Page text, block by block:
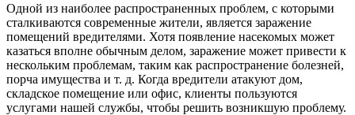
Одной из наиболее распространенных проблем, с которыми
сталкиваются современные жители, является заражение
помещений вредителями. Хотя появление насекомых может
казаться вполне обычным делом, заражение может привести к
нескольким проблемам, таким как распространение болезней,
порча имущества и т. д. Когда вредители атакуют дом,
складское помещение или офис, клиенты пользуются
услугами нашей службы, чтобы решить возникшую проблему.